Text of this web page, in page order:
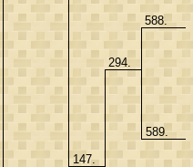
147.
294.
588.
589.